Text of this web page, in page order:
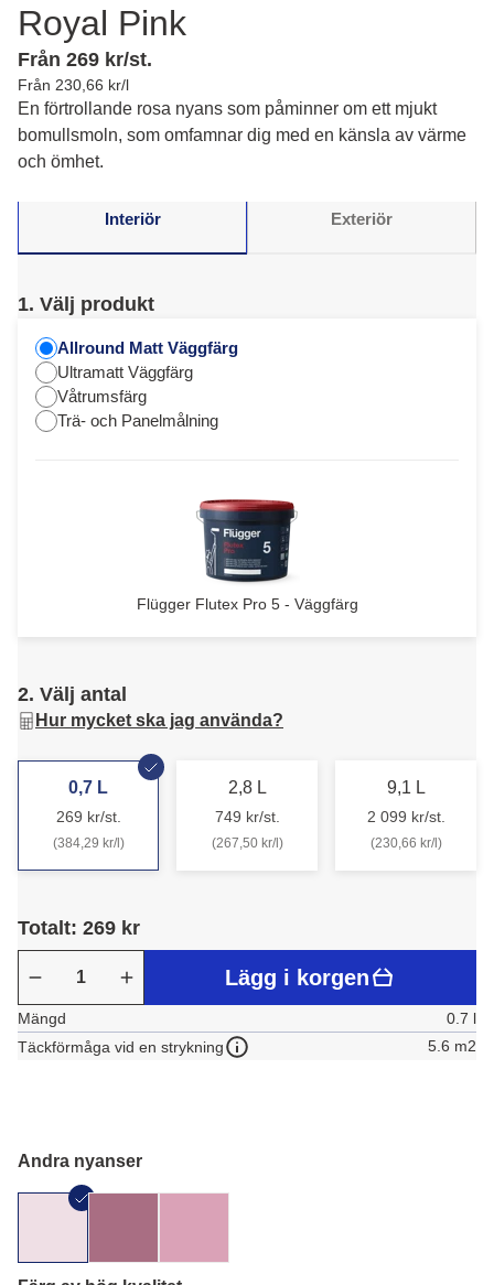
Royal Pink
Från 269 kr/st.
Från 230,66 kr/l
En förtrollande rosa nyans som påminner om ett mjukt
bomullsmoln, som omfamnar dig med en känsla av värme
och ömhet.
Interiör Exteriör
1. Välj produkt
Allround Matt Väggfärg
Ultramatt Väggfärg
Våtrumsfärg
Trä- och Panelmålning
Flügger Flutex Pro 5 - Väggfärg
2. Välj antal
Hur mycket ska jag använda?
0,7 L
269 kr/st.
(384,29 kr/l)
2,8 L
749 kr/st.
(267,50 kr/l)
9,1 L
2 099 kr/st.
(230,66 kr/l)
Totalt: 269 kr
Lägg i korgen
Mängd
0.7 l
Täckförmåga vid en strykning
5.6 m2
Andra nyanser